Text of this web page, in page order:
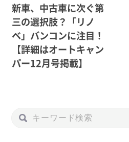
新車、中古車に次ぐ第
三の選択肢？「リノ
ベ」バンコンに注目！
【詳細はオートキャン
パー12月号掲載】